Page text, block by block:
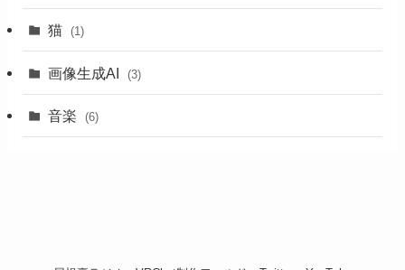
猫 (1)
画像生成AI (3)
音楽 (6)